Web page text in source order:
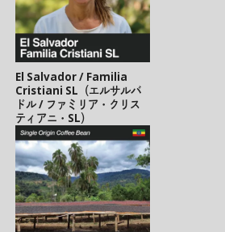
El Salvador / Familia
Cristiani SL（エルサルバ
ドル / ファミリア・クリス
ティアニ・SL）